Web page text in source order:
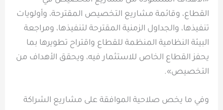
القطاع، وقائمة مشاريع التخصيص المقترحة، وأولويات
تنفيذها، والجداول الزمنية المقترحة لتنفيذها، ومراجعة
البيئة النظامية المنظمة للقطاع واقتراح تطويرها بما
يحفز القطاع الخاص للاستثمار فيه، ويحقق الأهداف من
التخصيص».
وفي ما يخص صلاحية الموافقة على مشاريع الشراكة